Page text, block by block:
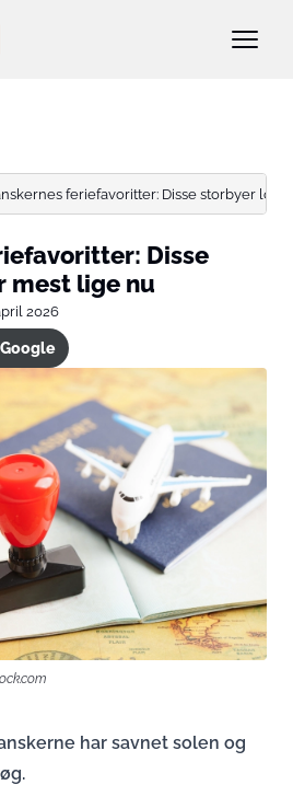
feriefavoritter: Disse storbyer
Disse
mest lige nu
2026
har savnet solen og